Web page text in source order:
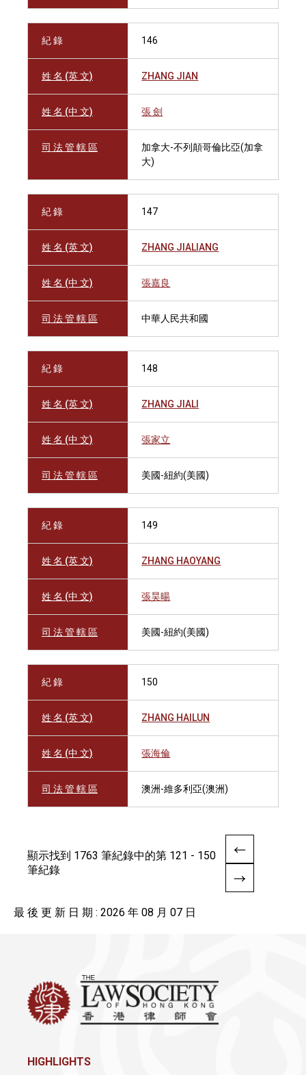
紀 錄 146
姓 名 (英 文) ZHANG JIAN
姓 名 (中 文) 張 劍
司 法 管 轄 區
加拿大-不列顛哥倫比亞(加拿
大)
紀 錄 147
姓 名 (英 文) ZHANG JIALIANG
姓 名 (中 文) 張嘉良
司 法 管 轄 區 中華人民共和國
紀 錄 148
姓 名 (英 文) ZHANG JIALI
姓 名 (中 文) 張家立
司 法 管 轄 區 美國-紐約(美國)
紀 錄 149
姓 名 (英 文) ZHANG HAOYANG
姓 名 (中 文) 張昊暘
司 法 管 轄 區 美國-紐約(美國)
紀 錄 150
姓 名 (英 文) ZHANG HAILUN
姓 名 (中 文) 張海倫
司 法 管 轄 區 澳洲-維多利亞(澳洲)
顯示找到 1763 筆紀錄中的第 121 - 150
筆紀錄
最 後 更 新 日 期 : 2026 年 08 月 07 日
HIGHLIGHTS